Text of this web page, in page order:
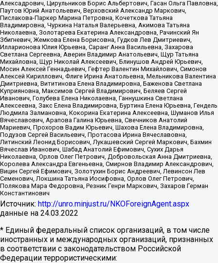
Алексадрович, Цирульников Борис Альбертович, Гасан Ольга Павловна,
Паутов Юрий Анатольевич, Верховский Александр Маркович,
Пислакова-Паркер Марина Петровна, Кочеткова Татьяна
Владимировна, Чуркина Наталья Валерьевна, Акимова Татьяна
Николаевна, Золотарева Екатерина Александровна, Рачинский Ян
Збигневич, Жемкова Елена Борисовна, Гудков Лев Дмитриевич,
Илларионова Юлия Юрьевна, Саранг Анна Васильевна, Захарова
Светлана Сергеевна, Аверин Владимир Анатольевич, Щур Татьяна
Михайловна, Щур Николай Алексеевич, Блинушов Андрей Юрьевич,
Мосин Алексей Геннадьевич, Гефтер Валентин Михайлович, Симонов
Алексей Кириллович, Флиге Ирина Анатольевна, Мельникова Валентина
Дмитриевна, Вититинова Елена Владимировна, Баженова Светлана
Куприяновна, Максимов Сергей Владимирович, Беляев Сергей
Иванович, Голубева Елена Николаевна, Ганнушкина Светлана
Алексеевна, Закс Елена Владимировна, Буртина Елена Юрьевна, Гендель
Людмила Залмановна, Кокорина Екатерина Алексеевна, Шуманов Илья
Вячеславович, Арапова Галина Юрьевна, Свечников Анатолий
Мариевич, Прохоров Вадим Юрьевич, Шахова Елена Владимировна,
Подузов Сергей Васильевич, Протасова Ирина Вячеславовна,
Литинский Леонид Борисович, Лукашевский Сергей Маркович, Бахмин
Вячеслав Иванович, Шабад Анатолий Ефимович, Сухих Дарья
Николаевна, Орлов Олег Петрович, Добровольская Анна Дмитриевна,
Королева Александра Евгеньевна, Смирнов Владимир Александрович,
Вицин Сергей Ефимович, Золотухин Борис Андреевич, Левинсон Лев
Семенович, Локшина Татьяна Иосифовна, Орлов Олег Петрович,
Полякова Мара Федоровна, Резник Генри Маркович, Захаров Герман
Константинович
Источник: http://unro.minjust.ru/NKOForeignAgent.aspx
данные на 24.03.2022
* Единый федеральный список организаций, в том числе
иностранных и международных организаций, признанных
в соответствии с законодательством Российской
Федерации террористическими: